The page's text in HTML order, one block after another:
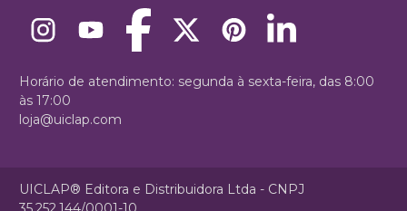
Horário de atendimento: segunda à sexta-feira, das 8:00
às 17:00
loja@uiclap.com
UICLAP® Editora e Distribuidora Ltda - CNPJ